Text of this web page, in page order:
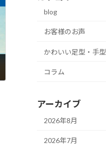
blog
お客様のお声
かわいい足型・手型
コラム
アーカイブ
2026年8月
2026年7月